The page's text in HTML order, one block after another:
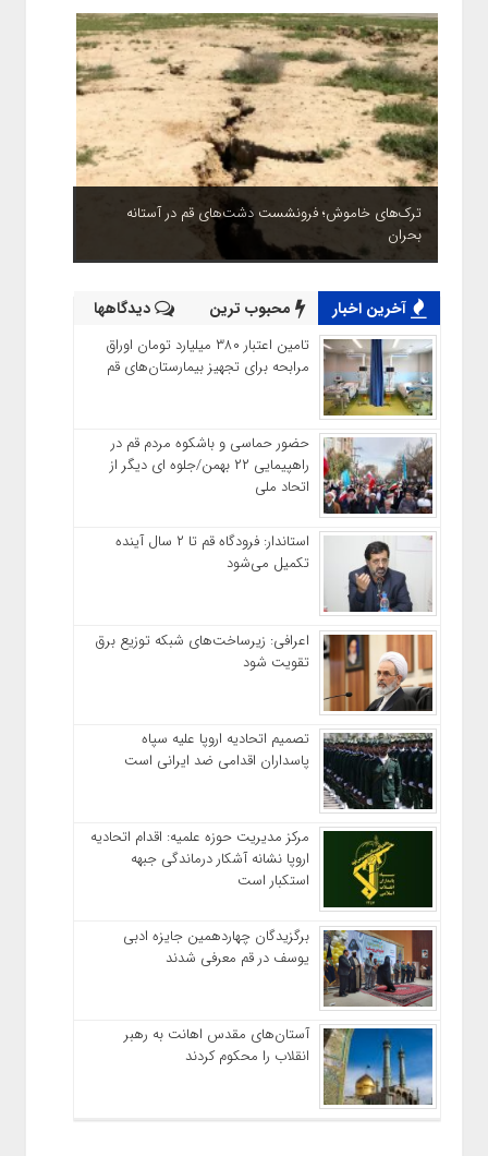
ترک‌های خاموش؛ فرونشست دشت‌های قم در آستانه
بحران
آخرین اخبار محبوب ترین دیدگاهها
تامین اعتبار ۳۸۰ میلیارد تومان اوراق
مرابحه برای تجهیز بیمارستان‌های قم
حضور حماسی و باشکوه مردم قم در
راهپیمایی ۲۲ بهمن/جلوه ای دیگر از
اتحاد ملی
استاندار: فرودگاه قم تا ۲ سال آینده
تکمیل می‌شود
اعرافی: زیرساخت‌های شبکه توزیع برق
تقویت شود
تصمیم اتحادیه اروپا علیه سپاه
پاسداران اقدامی ضد ایرانی است
مرکز مدیریت حوزه علمیه: اقدام اتحادیه
اروپا نشانه آشکار درماندگی جبهه
استکبار است
برگزیدگان چهاردهمین جایزه ادبی
یوسف در قم معرفی شدند
آستان‌های مقدس اهانت به رهبر
انقلاب را محکوم کردند